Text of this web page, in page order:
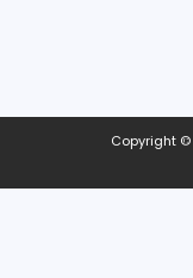
Copyright